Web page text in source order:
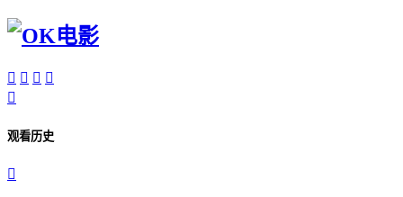
   

观看历史
